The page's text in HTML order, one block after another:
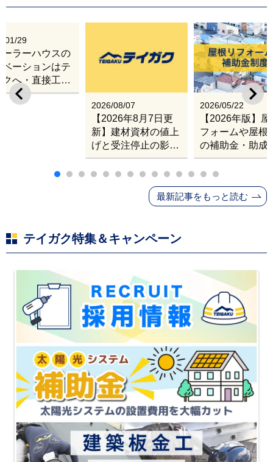
2026/08/07
【2026年8月7日更
新】建材資材の値上
げと受注停止の影響
｜塗料・屋根材・シ
ンナー・断熱材・ル
ーフィングの値上げ
と材料入手困難・出
2026/05/22
【2026年版】
フォームや屋根
の補助金・助成
業
01/29
ーラーハウスの
ベーションはテ
クへ・直接工事
張改修サービス
最新記事をもっと読む
テイガク特集＆キャンペーン